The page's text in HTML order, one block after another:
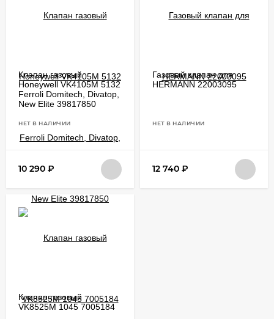
Клапан газовый
Honeywell VK4105M 5132
Ferroli Domitech, Divatop,
New Elite 39817850
НЕТ В НАЛИЧИИ
10 290 ₽
Газовый клапан для
HERMANN 22003095
НЕТ В НАЛИЧИИ
12 740 ₽
Клапан газовый
VK8525M 1045 7005184